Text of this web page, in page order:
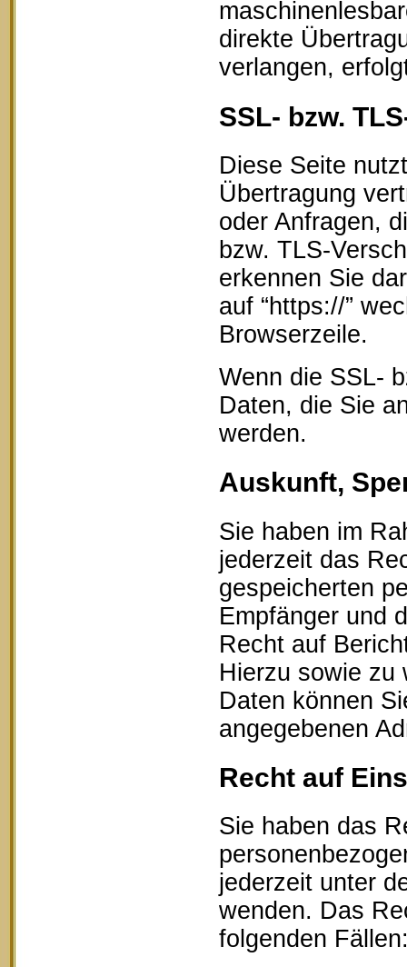
direkte
verlangen,
SSL- bzw.
Diese Seite
Übertragung
oder Anfragen,
bzw. TLS-
erkennen Sie
auf “https://”
Browserzeile.
Wenn die SSL-
Daten, die Sie
werden.
Auskunft,
Sie haben im
jederzeit das
gespeicherten
Empfänger und
Recht auf
Hierzu sowie zu
Daten können
angegebenen
Recht auf
Sie haben das
jederzeit unter
wenden. Das
folgenden